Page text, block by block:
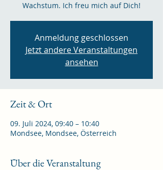
Anmeldung geschlossen
Jetzt andere Veranstaltungen
ansehen
Zeit & Ort
09. Juli 2024, 09:40 – 10:40
Mondsee, Mondsee, Österreich
Über die Veranstaltung